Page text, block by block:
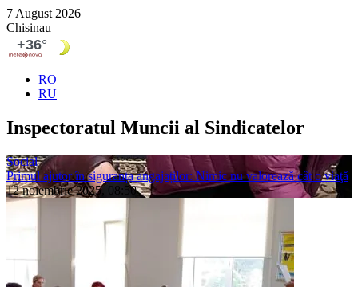
7 August 2026
Chisinau
RO
RU
Inspectoratul Muncii al Sindicatelor
Social
Primul ajutor în siguranța angajaților: Nimic nu valorează cât o viaţă
12 noiembrie 2025, 08:50